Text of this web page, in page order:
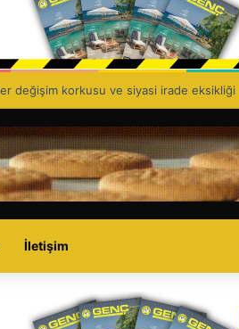
dışlayarak sağlık politikası kurulamaz!
İletişim